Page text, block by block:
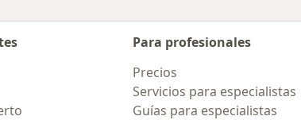
Para profesionales
Precios
Servicios para especialistas
Guías para especialistas